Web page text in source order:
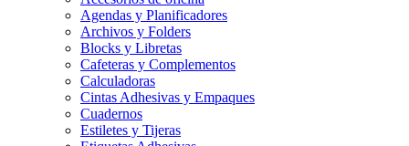
Agendas y Planificadores
Archivos y Folders
Blocks y Libretas
Cafeteras y Complementos
Calculadoras
Cintas Adhesivas y Empaques
Cuadernos
Estiletes y Tijeras